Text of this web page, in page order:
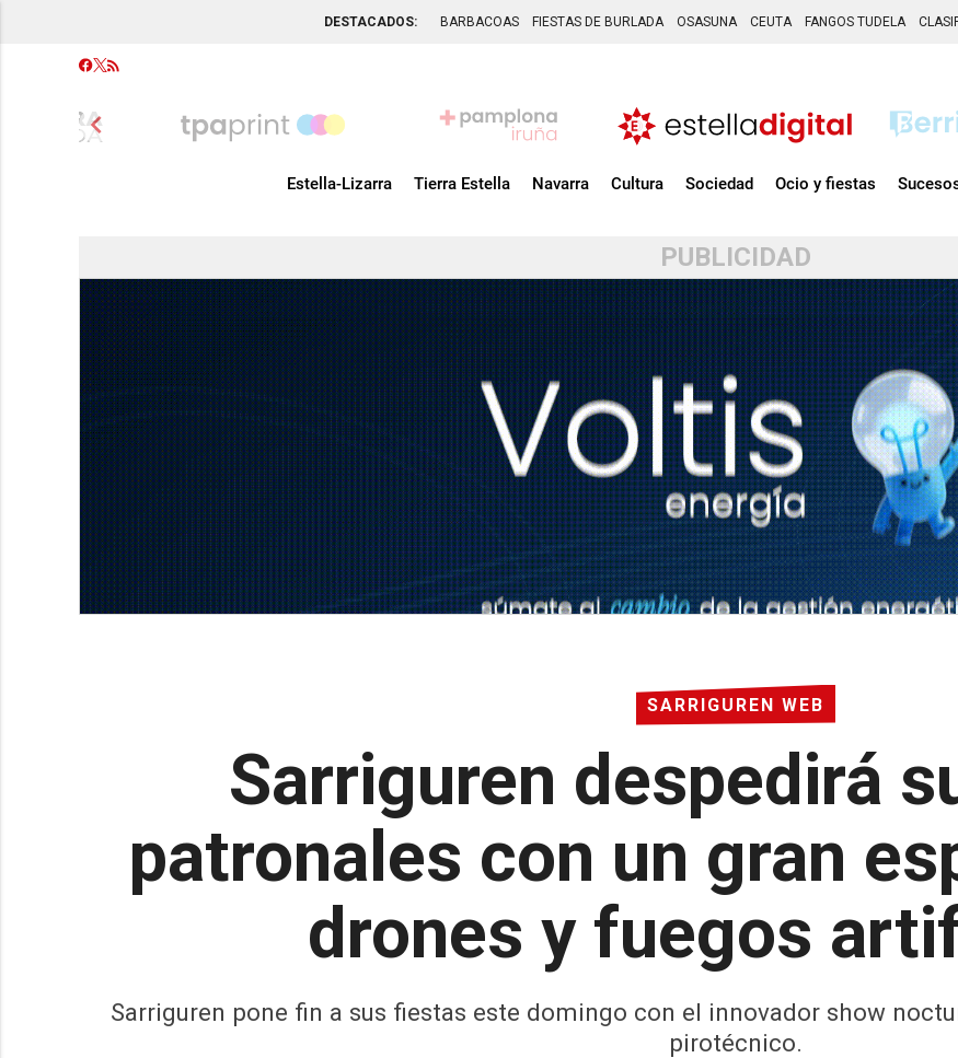
DESTACADOS: BARBACOAS FIESTAS DE BURLADA OSASUNA CEUTA FANGOS TUDELA
chevron_left
Estella-Lizarra Tierra Estella Navarra Cultura Sociedad Ocio y fiestas
PUBLICIDAD
SARRIGUREN WEB
Sarriguren despedirá
patronales con un gran
drones y fuegos
Sarriguren pone fin a sus fiestas este domingo con el innovador show
pirotécnico.